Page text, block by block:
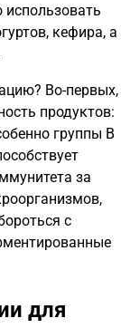
кефира, а
Во-первых,
продуктов:
группы B
за
с
для